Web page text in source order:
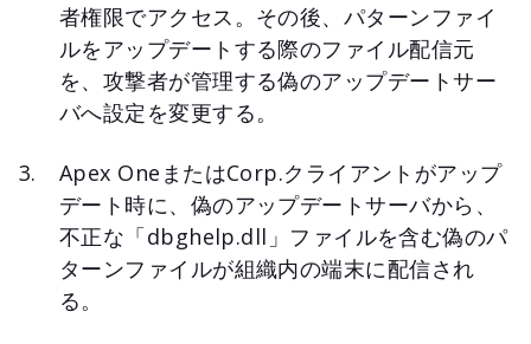
者権限でアクセス。その後、パターンファイ
ルをアップデートする際のファイル配信元
を、攻撃者が管理する偽のアップデートサー
バへ設定を変更する。
Apex OneまたはCorp.クライアントがアップ
デート時に、偽のアップデートサーバから、
不正な「dbghelp.dll」ファイルを含む偽のパ
ターンファイルが組織内の端末に配信され
る。